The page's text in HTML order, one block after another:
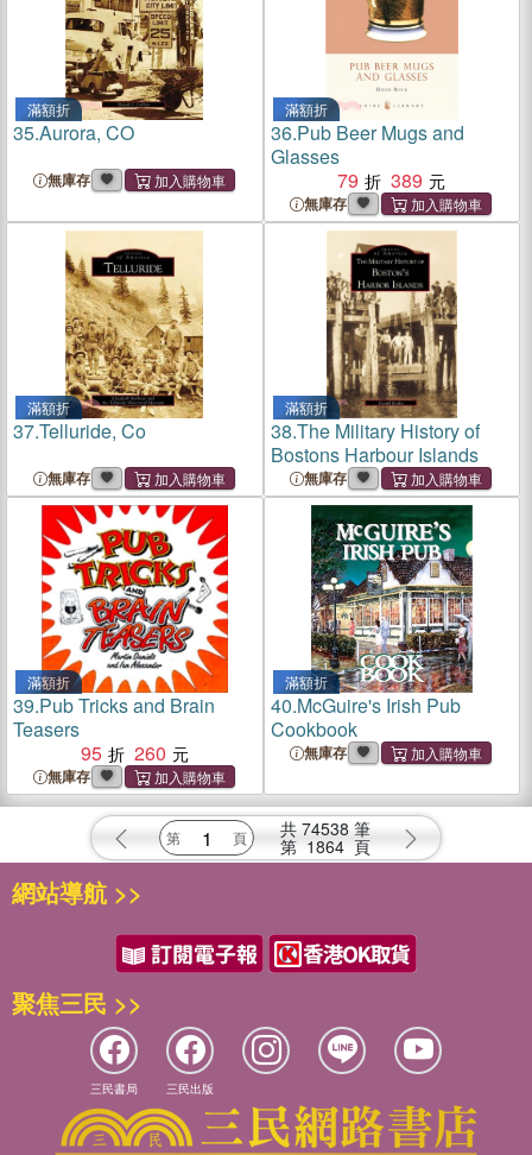
滿額折
35.Aurora, CO
無庫存
滿額折
36.Pub Beer Mugs and
Glasses
79
389
無庫存
滿額折
37.Telluride, Co
無庫存
滿額折
38.The Military History of
Bostons Harbour Islands
無庫存
滿額折
39.Pub Tricks and Brain
Teasers
95
260
無庫存
滿額折
40.McGuire's Irish Pub
Cookbook
無庫存
共 74538 筆
第 1864 頁
網站導航 >>
聚焦三民 >>
三民書局 三民出版